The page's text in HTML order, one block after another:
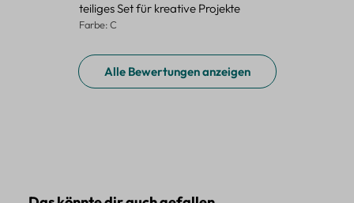
teiliges Set für kreative Projekte
Farbe: C
Alle Bewertungen anzeigen
Produktgalerie überspringen